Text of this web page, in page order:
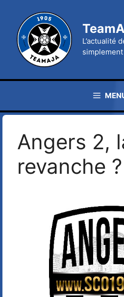
contenu
L’actualité
simplement
Angers 2,
revanche ?